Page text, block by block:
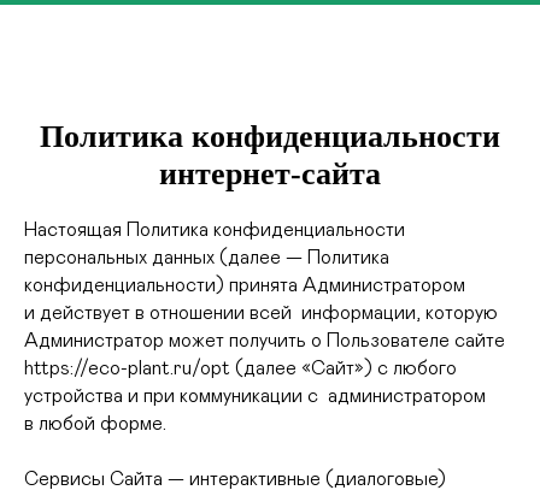
Политика конфиденциальности
интернет-сайта
Настоящая Политика конфиденциальности
персональных данных (далее — Политика
конфиденциальности) принята Администратором
и действует в отношении всей информации, которую
Администратор может получить о Пользователе сайте
https://eco-plant.ru/opt (далее «Сайт») с любого
устройства и при коммуникации с администратором
в любой форме.
Сервисы Сайта — интерактивные (диалоговые)